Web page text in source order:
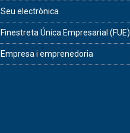
Seu electrònica
Finestreta Única Empresarial (FUE)
Empresa i emprenedoria